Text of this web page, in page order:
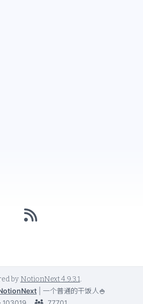
by NotionNext4.9.3.1.
一个普通的干饭人🍚